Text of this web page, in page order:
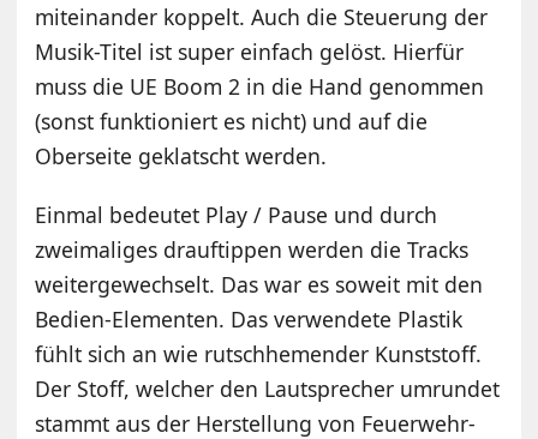
miteinander koppelt. Auch die Steuerung der
Musik-Titel ist super einfach gelöst. Hierfür
muss die UE Boom 2 in die Hand genommen
(sonst funktioniert es nicht) und auf die
Oberseite geklatscht werden.
Einmal bedeutet Play / Pause und durch
zweimaliges drauftippen werden die Tracks
weitergewechselt. Das war es soweit mit den
Bedien-Elementen. Das verwendete Plastik
fühlt sich an wie rutschhemender Kunststoff.
Der Stoff, welcher den Lautsprecher umrundet
stammt aus der Herstellung von Feuerwehr-